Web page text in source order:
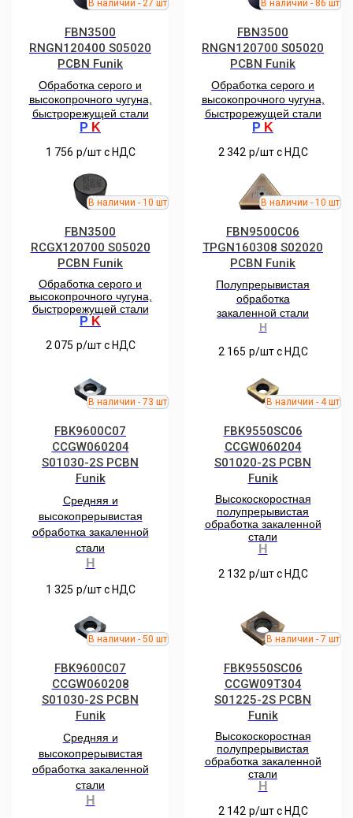
FBN3500
RNGN120400 S05020
PCBN Funik
Обработка серого и
высокопрочного чугуна,
быстрорежущей стали
P K
1 756 р/шт c НДС
FBN3500
RNGN120700 S05020
PCBN Funik
Обработка серого и
высокопрочного чугуна,
быстрорежущей стали
P K
2 342 р/шт c НДС
FBN3500
RCGX120700 S05020
PCBN Funik
Обработка серого и
высокопрочного чугуна,
быстрорежущей стали
P K
2 075 р/шт c НДС
FBN9500C06
TPGN160308 S02020
PCBN Funik
Полупрерывистая
обработка
закаленной стали
H
2 165 р/шт c НДС
FBK9600C07
CCGW060204
S01030-2S РCBN
Funik
Средняя и
высокопрерывистая
обработка закаленной
стали
H
1 325 р/шт c НДС
FBK9550SC06
CCGW060204
S01020-2S PCBN
Funik
Высокоскоростная
полупрерывистая
обработка закаленной
стали
H
2 132 р/шт c НДС
FBK9600C07
CCGW060208
S01030-2S РCBN
Funik
Средняя и
высокопрерывистая
обработка закаленной
стали
H
FBK9550SC06
CCGW09T304
S01225-2S PCBN
Funik
Высокоскоростная
полупрерывистая
обработка закаленной
стали
H
2 142 р/шт c НДС